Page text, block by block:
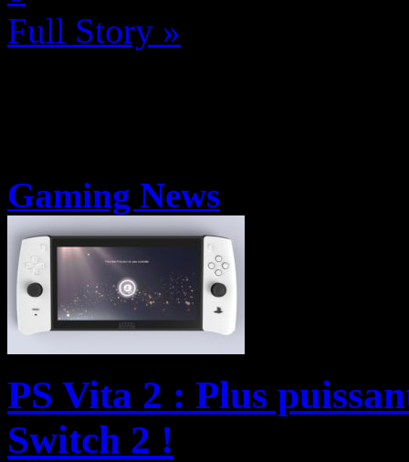
Full Story »
Gaming News
PS Vita 2 : Plus
Switch 2 !